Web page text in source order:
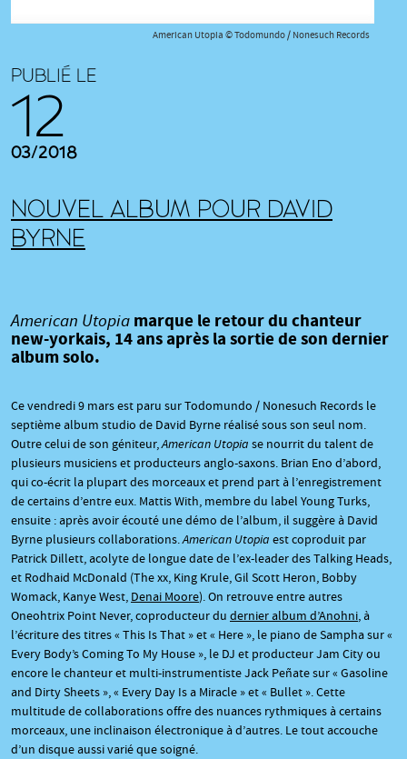
American Utopia © Todomundo / Nonesuch Records
PUBLIÉ LE
12
03/2018
NOUVEL ALBUM POUR DAVID
BYRNE
American Utopia marque le retour du chanteur
new-yorkais, 14 ans après la sortie de son dernier
album solo.
Ce vendredi 9 mars est paru sur Todomundo / Nonesuch Records le
septième album studio de David Byrne réalisé sous son seul nom.
Outre celui de son géniteur,American Utopia se nourrit du talent de
plusieurs musiciens et producteurs anglo-saxons. Brian Eno d’abord,
qui co-écrit la plupart des morceaux et prend part à l’enregistrement
de certains d’entre eux. Mattis With, membre du label Young Turks,
ensuite : après avoir écouté une démo de l’album, il suggère à David
Byrne plusieurs collaborations.American Utopia est coproduit par
Patrick Dillett, acolyte de longue date de l’ex-leader des Talking Heads,
et Rodhaid McDonald (The xx, King Krule, Gil Scott Heron, Bobby
Womack, Kanye West, Denai Moore). On retrouve entre autres
Oneohtrix Point Never, coproducteur du dernier album d’Anohni, à
l’écriture des titres « This Is That » et « Here », le piano de Sampha sur «
Every Body’s Coming To My House », le DJ et producteur Jam City ou
encore le chanteur et multi-instrumentiste Jack Peñate sur « Gasoline
and Dirty Sheets », « Every Day Is a Miracle » et « Bullet ». Cette
multitude de collaborations offre des nuances rythmiques à certains
morceaux, une inclinaison électronique à d’autres. Le tout accouche
d’un disque aussi varié que soigné.